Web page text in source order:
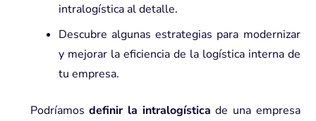
intralogística al detalle.
Descubre algunas estrategias para modernizar
y mejorar la eficiencia de la logística interna de
tu empresa.
Podríamosdefinir la intralogística de una empresa